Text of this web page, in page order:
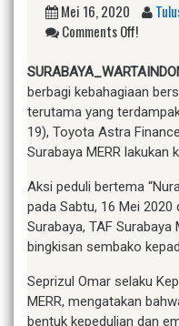
Mei 16, 2020
Comments Off!
berbagi kebahagiaan
terutama yang
19), Toyota Astra
Surabaya MERR lakukan
Aksi peduli bertema
pada Sabtu, 16 Mei 2020
Surabaya, TAF Surabaya
bingkisan sembako
Seprizul Omar selaku
MERR, mengatakan
bentuk kepedulian dan